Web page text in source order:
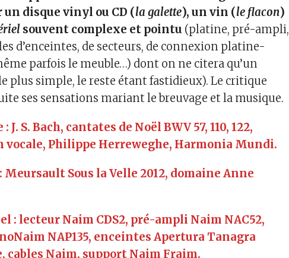
un disque vinyl ou CD (la galette), un vin (le flacon)
souvent complexe et pointu (platine, pré-ampli,
d’enceintes, de secteurs, de connexion platine-
parfois le meuble…) dont on ne citera qu’un
plus simple, le reste étant fastidieux). Le critique
ses sensations mariant le breuvage et la musique.
J. S. Bach, cantates de Noël BWV 57, 110, 122,
vocale, Philippe Herreweghe, Harmonia Mundi.
Meursault Sous la Velle 2012, domaine Anne
: lecteur Naim CDS2, pré-ampli Naim NAC52,
NAP135, enceintes Apertura Tanagra
cables Naim, support Naim Fraim.